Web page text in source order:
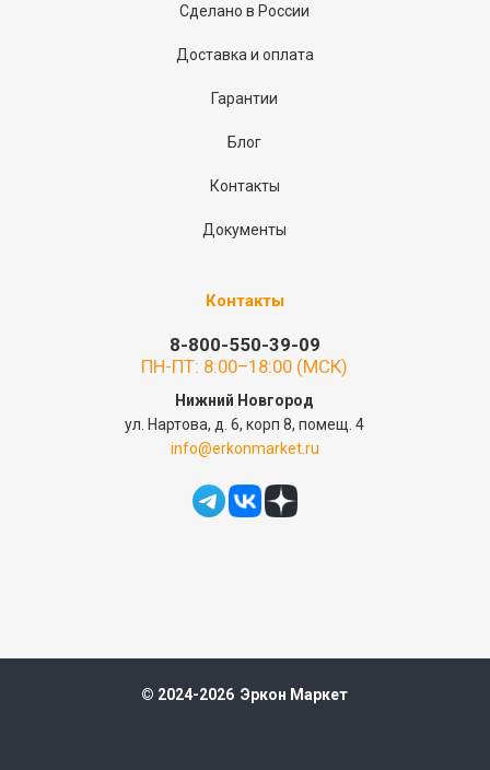
Сделано в России
Доставка и оплата
Гарантии
Блог
Контакты
Документы
Контакты
8-800-550-39-09
ПН-ПТ: 8:00–18:00 (МСК)
Нижний Новгород
ул. Нартова, д. 6, корп 8, помещ. 4
info@erkonmarket.ru
© 2024-2026 Эркон Маркет